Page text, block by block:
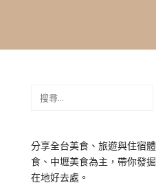
鍵
字:
分享全台美食、旅遊與住宿
食、中壢美食為主，帶你發
在地好去處。